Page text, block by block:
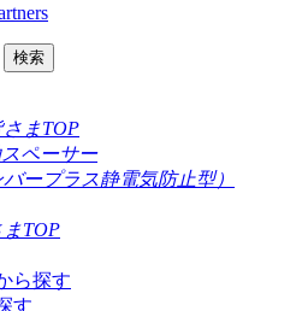
検索
まTOP
ペーサー
バープラス静電気防止型）
TOP
ら探す
す